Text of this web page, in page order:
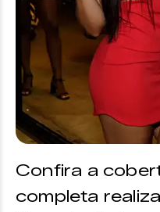
Confira a
completa